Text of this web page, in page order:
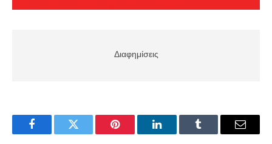
Διαφημίσεις
FacebookTwitter Pinterest LinkedInTumblr Email